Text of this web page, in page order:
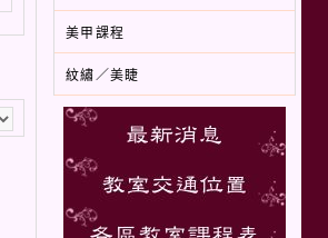
美甲課程
紋繡／美睫